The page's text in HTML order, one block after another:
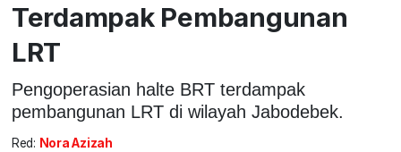
Terdampak Pembangunan
LRT
Pengoperasian halte BRT terdampak
pembangunan LRT di wilayah Jabodebek.
Red: Nora Azizah